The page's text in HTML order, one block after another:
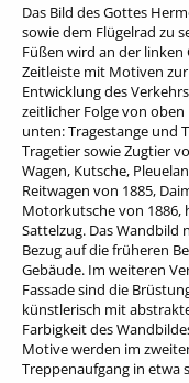
Das Bild des Gottes
sowie dem Flügelrad zu
Füßen wird an der linken
Zeitleiste mit Motiven
Entwicklung des
zeitlicher Folge von oben
unten: Tragestange und
Tragetier sowie Zugtier
Wagen, Kutsche,
Reitwagen von 1885,
Motorkutsche von 1886,
Sattelzug. Das Wandbild
Bezug auf die früheren
Gebäude. Im weiteren
Fassade sind die
künstlerisch mit
Farbigkeit des
Motive werden im
Treppenaufgang in